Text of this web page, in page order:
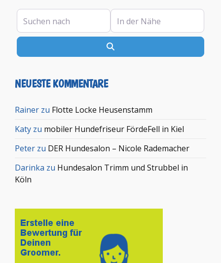
Suchen nach In der Nähe
NEUESTE KOMMENTARE
Rainer zu Flotte Locke Heusenstamm
Katy zu mobiler Hundefriseur FördeFell in Kiel
Peter zu DER Hundesalon – Nicole Rademacher
Darinka zu Hundesalon Trimm und Strubbel in
Köln